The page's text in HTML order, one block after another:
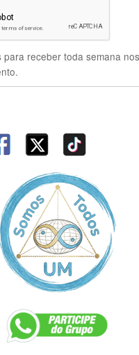
receber toda semana